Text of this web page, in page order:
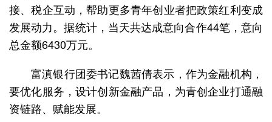
接、税企互动，帮助更多青年创业者把政策红利变成
发展动力。据统计，当天共达成意向合作44笔，意向
总金额6430万元。
富滇银行团委书记魏茜倩表示，作为金融机构，
要优化服务，设计创新金融产品，为青创企业打通融
资链路、赋能发展。